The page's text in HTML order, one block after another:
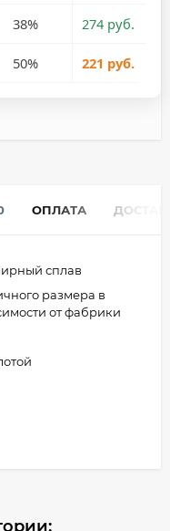
38% 274 руб.
50% 221 руб.
ОПЛАТА
сплав
размера в
от фабрики